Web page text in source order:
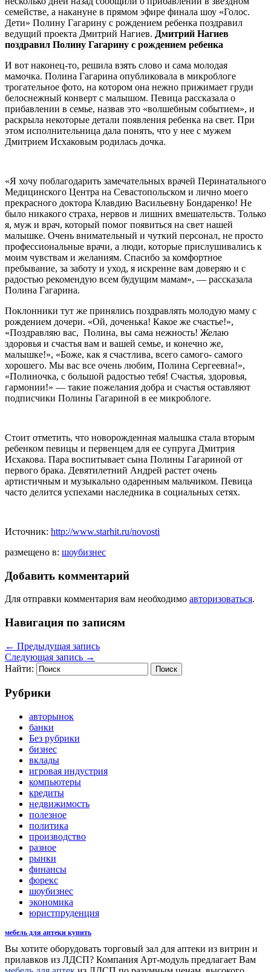
семействе, а накануне в прямом эфире финала шоу «Голос.
Дети» Полину Гагарину с рождением ребенка поздравил
ведущий проекта Дмитрий Нагиев. Дмитрий Нагиев
поздравил Полину Гагарину с рождением ребенка
И вот наконец-то, решила взять слово и сама молодая
мамочка. Полина Гагарина опубликовала в микроблоге
трогательное фото, на котором она нежно прижимает груди
белоснежный конверт с малышом. Певица рассказала о
прибавлении в семье, назвав это «волшебным событием», и
раскрыла некоторые детали появления ребенка на свет. При
этом исполнительница дала понять, что у нее с мужем
Дмитрием Исхаковым родилась дочка.
«Я хочу поблагодарить замечательных врачей Перинатального
Медицинского Центра на Севастопольском и лично моего
прекрасного доктора Клавдию Васильевну Бондаренко! Не
было никакого страха, нервов и лишних вмешательств. Только
я, муж и врач, который помог появиться на свет нашей
малышке. Очень внимательный и чуткий персонал, не просто
профессиональные врачи, а люди, которые прислушивались к
моим чувствам и желаниям. Спасибо за комфортное
пребывание, за заботу и уход, я искренне вам доверяю и с
радостью рекомендую всем будущим мамам», — рассказала
Полина Гагарина.
Поклонники тут же принялись поздравлять молодую маму с
рождением дочери. «Ой, доченька! Какое же счастье!»,
«Поздравляю вас, Полина, вы сама нежность! Желаю
здоровья и счастья вам и вашей семье, и конечно же,
малышке!», «Боже, как я счастлива, всего самого- самого
хорошего. Мы вас все очень любим, Полина Сергеевна!»,
«Полиночка, с большой радостью тебя! Счастья, здоровья,
гармонии!» — такие пожелания добра и счастья оставляют
подписчики Полины Гагариной в ее микроблоге.
Стоит отметить, что новорожденная малышка стала вторым
ребенком певицы и первенцем для ее супруга Дмитрия
Исхакова. Пара воспитывает сына Полины Гагариной от
первого брака. Девятилетний Андрей растет очень
артистичным и музыкально одаренным мальчиком. Певица
часто делится успехами наследника в социальных сетях.
Источник: http://www.starhit.ru/novosti
размещено в: шоубизнес
Добавить комментарий
Для отправки комментария вам необходимо авторизоваться.
Навигация по записям
← Предыдущая запись
Следующая запись →
Найти:
Рубрики
авторынок
банки
Без рубрики
бизнес
вклады
игровая индустрия
компьютеры
кредиты
недвижимость
полезное
политика
производство
разное
рынки
финансы
форекс
шоубизнес
экономика
юристпруденция
мебель для аптеки купить
Вы хотите оборудовать торговый зал для аптеки из витрин и
прилавков из ЛДСП? Компания Арт-модуль предлагает Вам